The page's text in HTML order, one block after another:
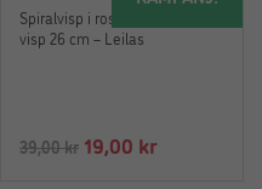
Spiralvisp i rostfritt stål liten
visp 26 cm – Leilas
39,00kr Det
19,00 krDet